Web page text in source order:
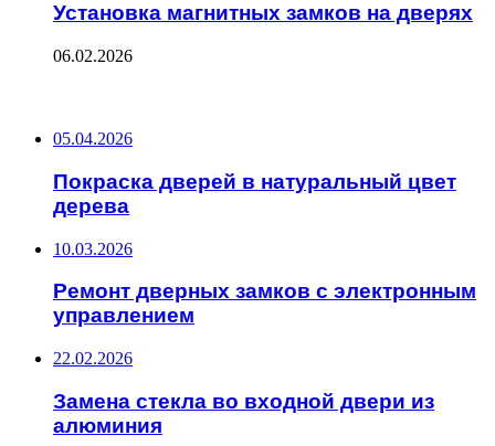
Установка магнитных замков на дверях
06.02.2026
05.04.2026
Покраска дверей в натуральный цвет
дерева
10.03.2026
Ремонт дверных замков с электронным
управлением
22.02.2026
Замена стекла во входной двери из
алюминия